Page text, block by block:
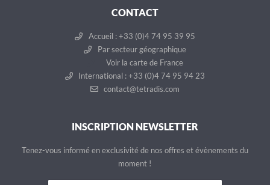
CONTACT
Accueil : +33 (0)4 74 95 39 95
Par secteur géographique
Voir la carte de France
International : +33 (0)4 74 95 94 23
contact@tetradis.com
INSCRIPTION NEWSLETTER
Tenez-vous informé en exclusivité de nos offres et évènements du
moment !